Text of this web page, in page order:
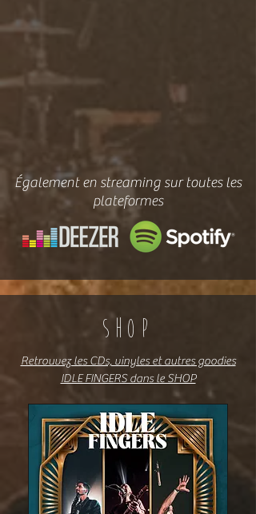
Également en streaming sur toutes les
plateformes
SHOP
Retrouvez les CDs, vinyles et autres goodies
IDLE FINGERS dans le SHOP